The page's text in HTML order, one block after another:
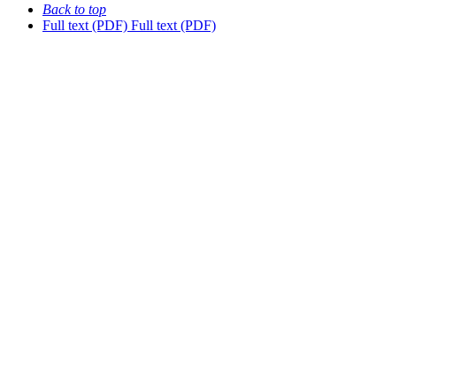
Back to top
Full text (PDF) Full text (PDF)